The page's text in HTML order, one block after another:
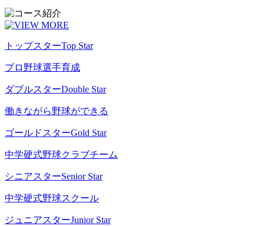
トップスターTop Star
プロ野球選手育成
ダブルスターDouble Star
働きながら野球ができる
ゴールドスターGold Star
中学硬式野球クラブチーム
シニアスターSenior Star
中学硬式野球スクール
ジュニアスターJunior Star